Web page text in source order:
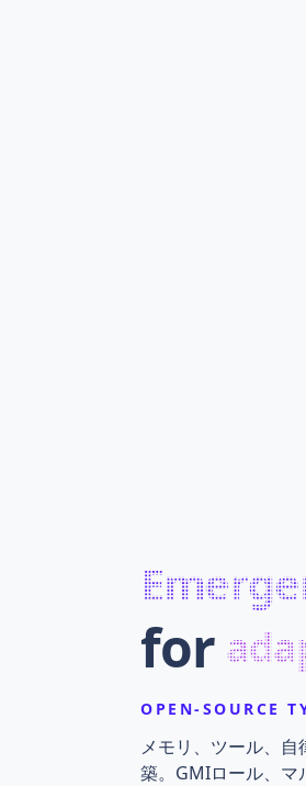
for
OPEN-SOURCE
AgentOS is an
メモリ、ツール、
築。GMIロール、マ